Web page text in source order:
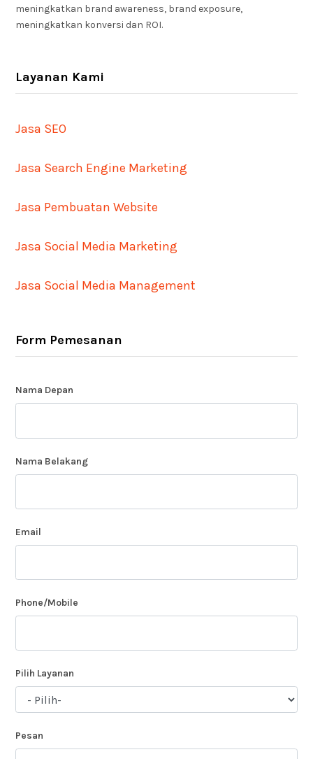
meningkatkan brand awareness, brand exposure,
meningkatkan konversi dan ROI.
Layanan Kami
Jasa SEO
Jasa Search Engine Marketing
Jasa Pembuatan Website
Jasa Social Media Marketing
Jasa Social Media Management
Form Pemesanan
Nama Depan
Nama Belakang
Email
Phone/Mobile
Pilih Layanan
Pesan